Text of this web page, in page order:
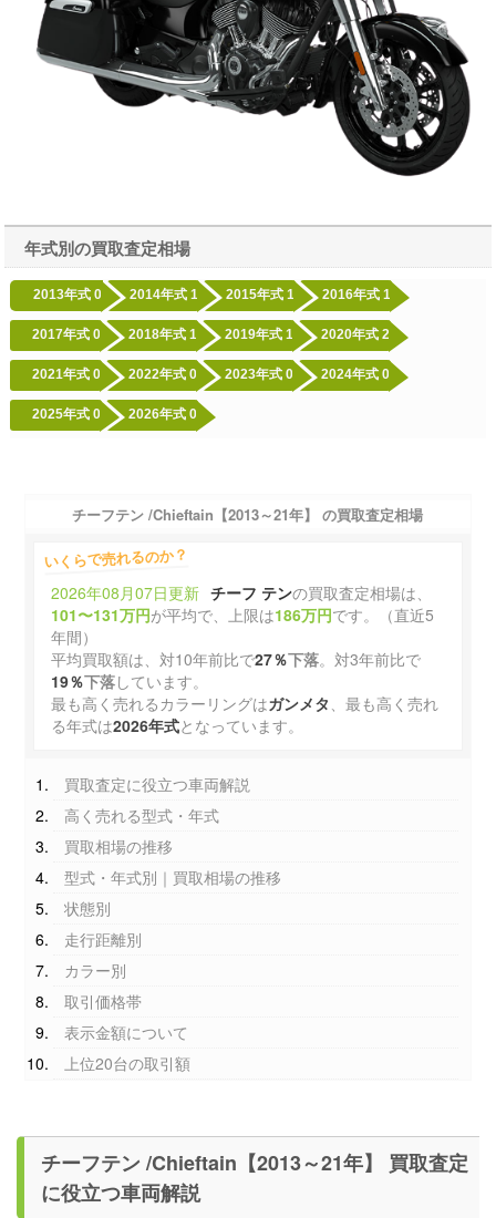
年式別の買取査定相場
2013年式 0 2014年式 1 2015年式 1 2016年式 1
2017年式 0 2018年式 1 2019年式 1 2020年式 2
2021年式 0 2022年式 0 2023年式 0 2024年式 0
2025年式 0 2026年式 0
チーフテン /Chieftain【2013～21年】 の買取査定相場
いくらで売れるのか？
2026年08月07日更新 チーフ テンの買取査定相場は、
101〜131万円が平均で、上限は186万円です。（直近5
年間）
平均買取額は、対10年前比で27％下落。対3年前比で
19％下落しています。
最も高く売れるカラーリングはガンメタ 、最も高く売れ
る年式は2026年式となっています。
買取査定に役立つ車両解説
高く売れる型式・年式
買取相場の推移
型式・年式別｜買取相場の推移
状態別
走行距離別
カラー別
取引価格帯
表示金額について
上位20台の取引額
チーフテン /Chieftain【2013～21年】 買取査定
に役立つ車両解説